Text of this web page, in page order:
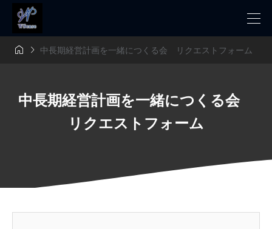
  中長期経営計画を一緒につくる会 リクエストフォーム
中長期経営計画を一緒につくる会
リクエストフォーム